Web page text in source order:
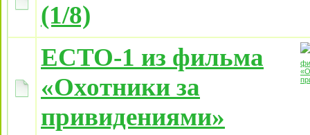
(1/8)
ECTO-1 из фильма
«Охотники за
привидениями»